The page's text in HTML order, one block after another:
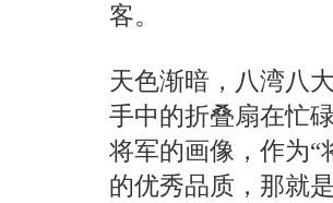
客。
天色渐暗，八湾八
手中的折叠扇在忙
将军的画像，作为“
的优秀品质，那就